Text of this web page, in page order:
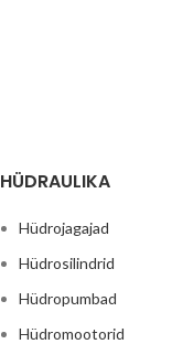
HÜDRAULIKA
Hüdrojagajad
Hüdrosilindrid
Hüdropumbad
Hüdromootorid